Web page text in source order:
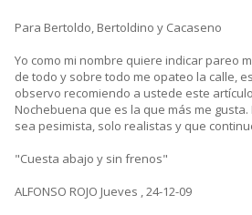
Para Bertoldo, Bertoldino y Cacaseno
Yo como mi nombre quiere indicar pareo
de todo y sobre todo me opateo la calle,
observo recomiendo a ustede este
Nochebuena que es la que más me
sea pesimista, solo realistas y que
"Cuesta abajo y sin frenos"
ALFONSO ROJO Jueves , 24-12-09